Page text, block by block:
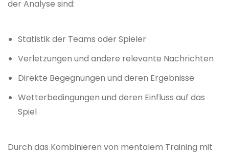
der Analyse sind:
Statistik der Teams oder Spieler
Verletzungen und andere relevante Nachrichten
Direkte Begegnungen und deren Ergebnisse
Wetterbedingungen und deren Einfluss auf das
Spiel
Durch das Kombinieren von mentalem Training mit